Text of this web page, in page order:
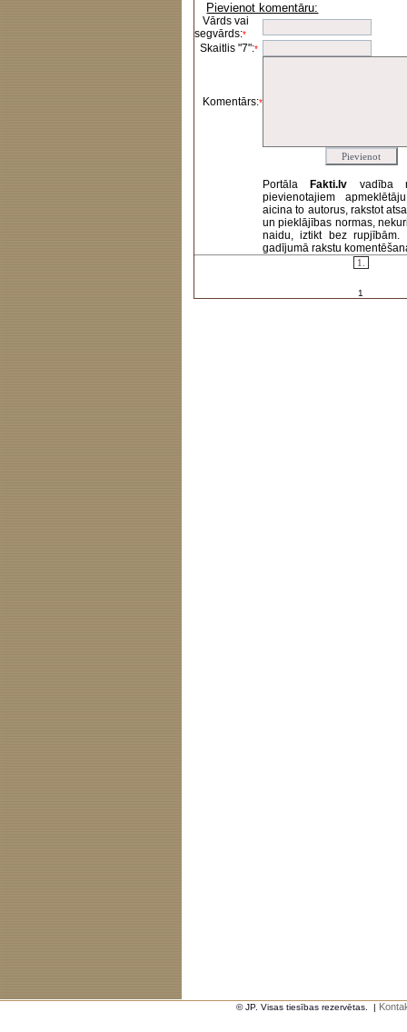
Pievienot komentāru:
Vārds vai
segvārds:*
Skaitlis "7":*
Komentārs:*
Portāla Fakti.lv vadība
pievienotajiem
aicina to autorus, rakstot
un pieklājības normas,
naidu, iztikt bez rupjībām.
gadījumā rakstu
1.
1
© JP. Visas tiesības rezervētas. |